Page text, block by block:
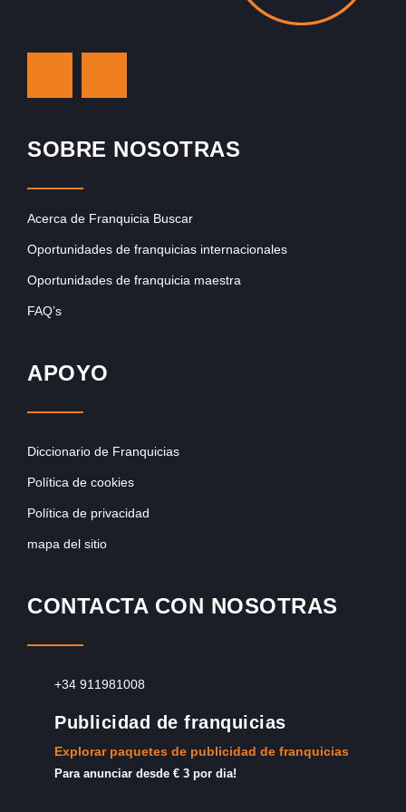
SOBRE NOSOTRAS
Acerca de Franquicia Buscar
Oportunidades de franquicias internacionales
Oportunidades de franquicia maestra
FAQ’s
APOYO
Diccionario de Franquicias
Política de cookies
Política de privacidad
mapa del sitio
CONTACTA CON NOSOTRAS
+34 911981008
Publicidad de franquicias
Explorar paquetes de publicidad de franquicias
Para anunciar desde € 3 por dia!